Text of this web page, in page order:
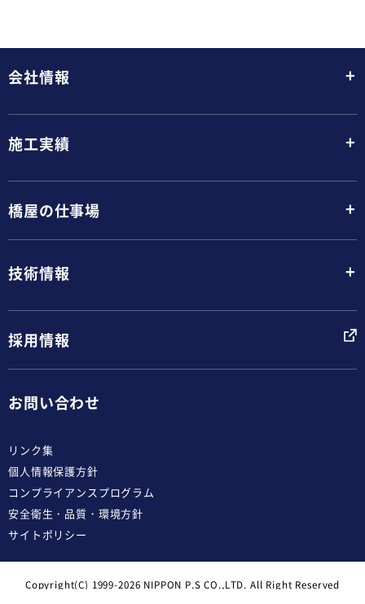
会社情報 +
施工実績 +
橋屋の仕事場 +
技術情報 +
採用情報
お問い合わせ
リンク集
個人情報保護方針
コンプライアンスプログラム
安全衛生・品質・環境方針
サイトポリシー
Copyright(C) 1999-2026 NIPPON P.S CO.,LTD. All Right Reserved